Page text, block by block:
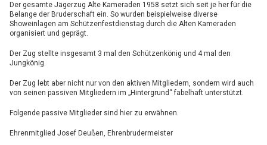
Der gesamte Jägerzug Alte Kameraden 1958 setzt sich seit je her für die
Belange der Bruderschaft ein. So wurden beispielweise diverse
Showeinlagen am Schützenfestdienstag durch die Alten Kameraden
organisiert und geprägt.
Der Zug stellte insgesamt 3 mal den Schützenkönig und 4 mal den
Jungkönig.
Der Zug lebt aber nicht nur von den aktiven Mitgliedern, sondern wird auch
von seinen passiven Mitgliedern im „Hintergrund“ fabelhaft unterstützt.
Folgende passive Mitglieder sind hier zu erwähnen.
Ehrenmitglied Josef Deußen, Ehrenbrudermeister